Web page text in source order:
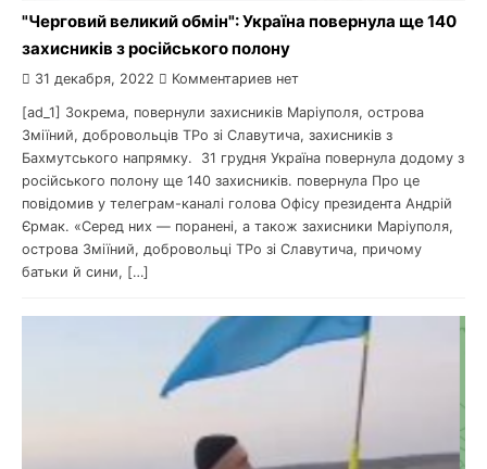
"Черговий великий обмін": Україна повернула ще 140
захисників з російського полону
31 декабря, 2022 Комментариев нет
[ad_1] Зокрема, повернули захисників Маріуполя, острова
Зміїний, добровольців ТРо зі Славутича, захисників з
Бахмутського напрямку. 31 грудня Україна повернула додому з
російського полону ще 140 захисників. повернула Про це
повідомив у телеграм-каналі голова Офісу президента Андрій
Єрмак. «Серед них — поранені, а також захисники Маріуполя,
острова Зміїний, добровольці ТРо зі Славутича, причому
батьки й сини, […]